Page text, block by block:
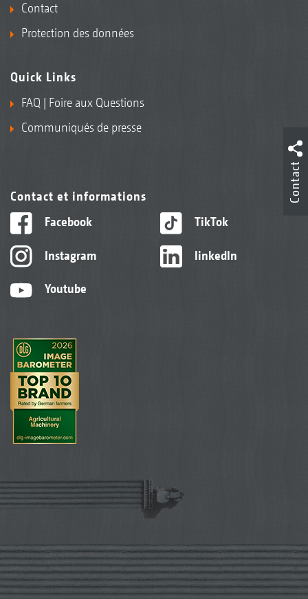
Contact
Protection des données
Quick Links
FAQ | Foire aux Questions
Communiqués de presse
Contact et informations
Facebook
Instagram
Youtube
TikTok
linkedIn
Contact